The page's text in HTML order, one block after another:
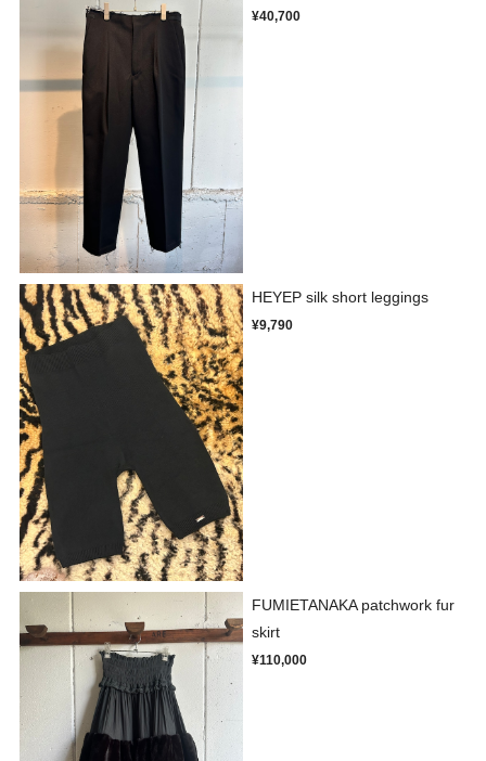
¥40,700
HEYEP silk short leggings
¥9,790
FUMIETANAKA patchwork fur
skirt
¥110,000